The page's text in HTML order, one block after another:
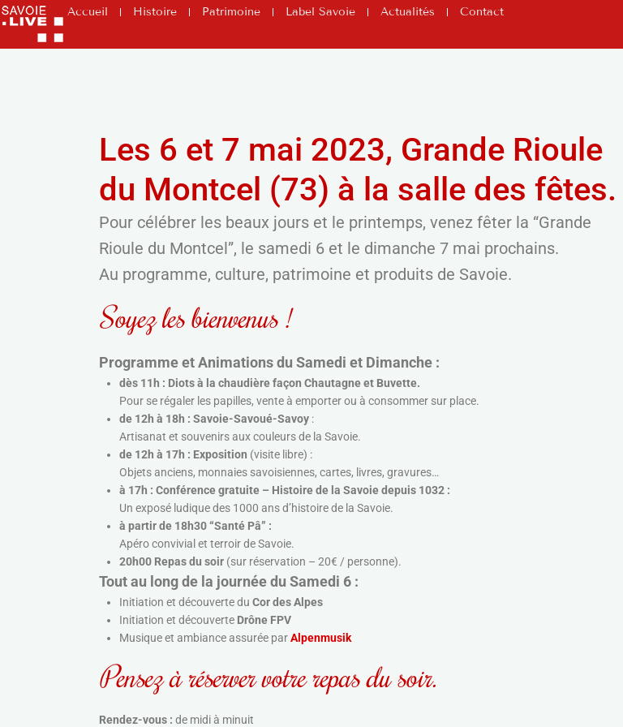
Accueil Histoire Patrimoine Label Savoie Actualités Contact
Les 6 et 7 mai 2023, Grande Rioule
du Montcel (73) à la salle des fêtes.
Pour célébrer les beaux jours et le printemps, venez fêter la “Grande
Rioule du Montcel”, le samedi 6 et le dimanche 7 mai prochains.
Au programme, culture, patrimoine et produits de Savoie.
Soyez les bienvenus !
Programme et Animations du Samedi et Dimanche :
dès 11h : Diots à la chaudièrefaçon Chautagne et Buvette.
Pour se régaler les papilles, vente à emporter ou à consommer sur place.
de 12h à 18h : Savoie-Savoué-Savoy :
Artisanat et souvenirs aux couleurs de la Savoie.
de 12h à 17h : Exposition (visite libre) :
Objets anciens, monnaies savoisiennes, cartes, livres, gravures…
à 17h : Conférence gratuite – Histoire de la Savoie depuis 1032 :
Un exposé ludique des 1000 ans d’histoire de la Savoie.
à partir de 18h30 “Santé Pâ” :
Apéro convivial et terroir de Savoie.
20h00 Repasdu soir (sur réservation – 20€ / personne).
Tout au long de la journée du Samedi 6 :
Initiation et découverte du Cor des Alpes
Initiation et découverte Drône FPV
Musique et ambiance assurée parAlpenmusik
Pensez à réserver votre repas du soir.
Rendez-vous : de midi à minuit